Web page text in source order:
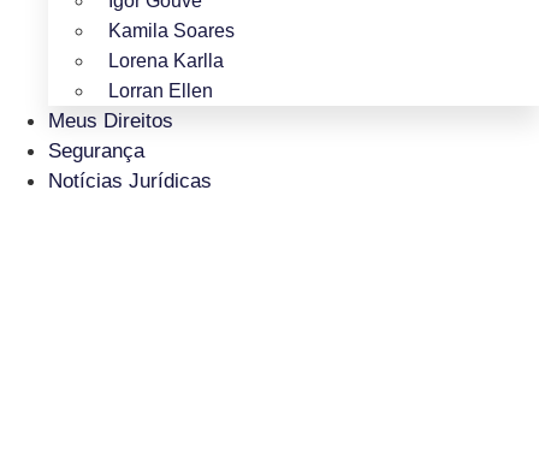
Kamila Soares
Lorena Karlla
Lorran Ellen
Meus Direitos
Segurança
Notícias Jurídicas